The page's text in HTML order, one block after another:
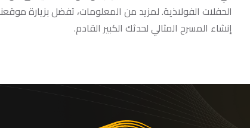
الحفلات الفولاذية. لمزيد من المعلومات، تفضل بزيارة
إنشاء المسرح المثالي لحدثك الكبير القادم.